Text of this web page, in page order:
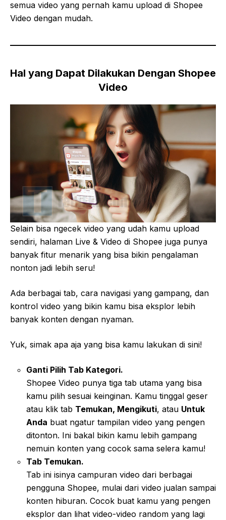
semua video yang pernah kamu upload di Shopee
Video dengan mudah.
Hal yang Dapat Dilakukan Dengan Shopee
Video
Selain bisa ngecek video yang udah kamu upload
sendiri, halaman Live & Video di Shopee juga punya
banyak fitur menarik yang bisa bikin pengalaman
nonton jadi lebih seru!
Ada berbagai tab, cara navigasi yang gampang, dan
kontrol video yang bikin kamu bisa eksplor lebih
banyak konten dengan nyaman.
Yuk, simak apa aja yang bisa kamu lakukan di sini!
Ganti Pilih Tab Kategori.
Shopee Video punya tiga tab utama yang bisa
kamu pilih sesuai keinginan. Kamu tinggal geser
atau klik tab Temukan, Mengikuti, atau Untuk
Anda buat ngatur tampilan video yang pengen
ditonton. Ini bakal bikin kamu lebih gampang
nemuin konten yang cocok sama selera kamu!
Tab Temukan.
Tab ini isinya campuran video dari berbagai
pengguna Shopee, mulai dari video jualan sampai
konten hiburan. Cocok buat kamu yang pengen
eksplor dan lihat video-video random yang lagi